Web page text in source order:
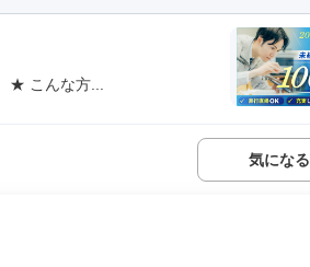
★ こんな方...
気になる